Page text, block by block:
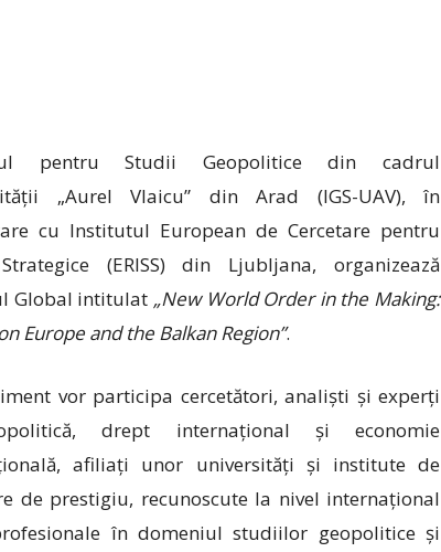
pentru Studii Geopolitice din cadrul
„Aurel Vlaicu” din Arad (IGS-UAV), în
cu Institutul European de Cercetare pentru
(ERISS) din Ljubljana, organizează
Global intitulat „New World Order in the Making:
Europe and the Balkan Region”.
vor participa cercetători, analiști și experți
drept internațional și economie
afiliați unor universități și institute de
de prestigiu, recunoscute la nivel internațional
în domeniul studiilor geopolitice și